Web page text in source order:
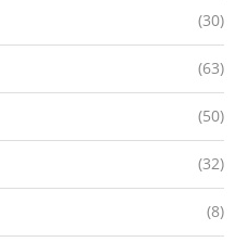
(30)
(63)
(50)
(32)
(8)